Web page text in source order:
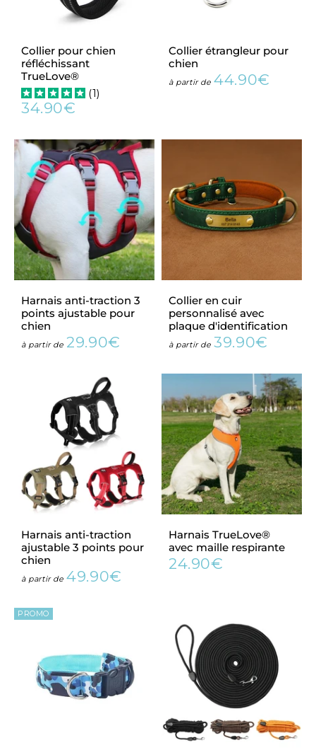
Collier pour chien
réfléchissant
TrueLove®
(1)
Prix
34.90€
Collier étrangleur pour
chien
à partir dePrix
44.90€
Harnais anti-traction 3
points ajustable pour
chien
à partir de Prix
29.90€
Collier en cuir
personnalisé avec
plaque d'identification
à partir dePrix
39.90€
Harnais anti-traction
ajustable 3 points pour
chien
à partir dePrix
49.90€
Harnais TrueLove®
avec maille respirante
Prix
24.90€
PROMO